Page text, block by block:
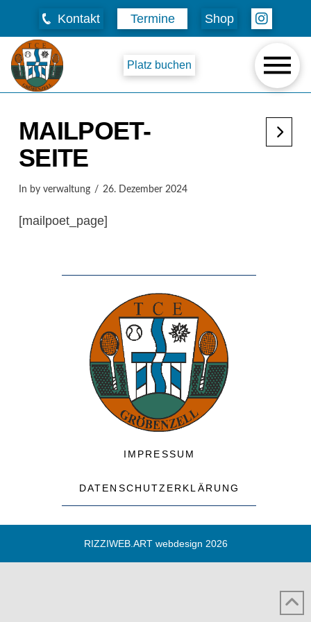
Kontakt Termine Shop
Platz buchen
MAILPOET-
SEITE
In by verwaltung 26. Dezember 2024
[mailpoet_page]
IMPRESSUM
DATENSCHUTZERKLÄRUNG
RIZZIWEB.ART webdesign 2026